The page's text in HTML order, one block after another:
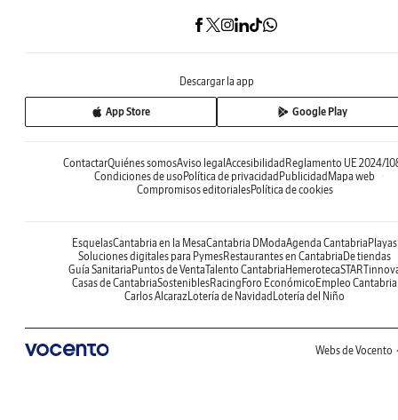
Descargar la app
App Store Google Play
ContactarQuiénes somosAviso legalAccesibilidadReglamento UE 2024/
Condiciones de usoPolítica de privacidadPublicidadMapa web
Compromisos editorialesPolítica de cookies
EsquelasCantabria en la MesaCantabria DModaAgenda CantabriaPlayas
Soluciones digitales para PymesRestaurantes en CantabriaDe tiendas
Guía SanitariaPuntos de VentaTalento CantabriaHemeroteca
Casas de CantabriaSosteniblesRacingForo EconómicoEmpleo Cantabria
Carlos AlcarazLotería de NavidadLotería del Niño
Webs de Vocento